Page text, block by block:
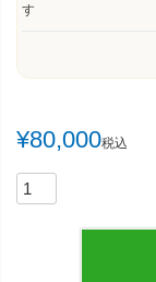
す
¥80,000税込